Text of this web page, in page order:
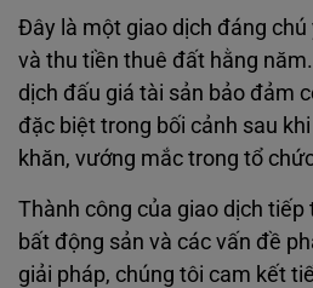
Đây là một giao dịch đáng
và thu tiền thuê đất hằng
dịch đấu giá tài sản bảo đảm
đặc biệt trong bối cảnh sau
khăn, vướng mắc trong tổ
Thành công của giao dịch tiếp
bất động sản và các vấn đề
giải pháp, chúng tôi cam kết